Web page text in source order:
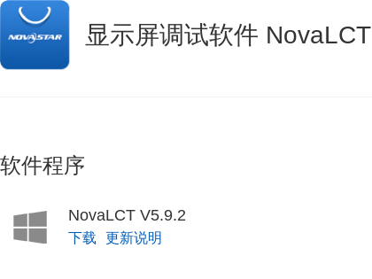
显示屏调试软件 NovaLCT
软件程序
NovaLCT V5.9.2
下载 更新说明